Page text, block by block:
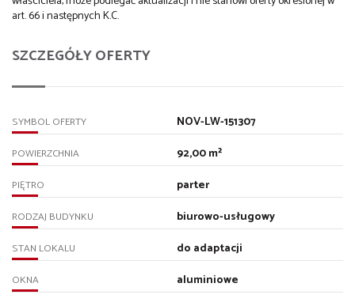
art. 66 i następnych K.C.
SZCZEGÓŁY OFERTY
SYMBOL OFERTY NOV-LW-151307
POWIERZCHNIA 92,00 m²
PIĘTRO parter
RODZAJ BUDYNKU biurowo-usługowy
STAN LOKALU do adaptacji
OKNA aluminiowe